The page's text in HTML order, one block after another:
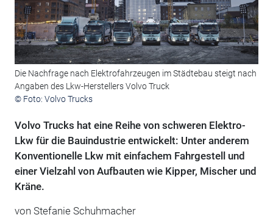
Die Nachfrage nach Elektrofahrzeugen im Städtebau steigt nach
Angaben des Lkw-Herstellers Volvo Truck
© Foto: Volvo Trucks
Volvo Trucks hat eine Reihe von schweren Elektro-
Lkw für die Bauindustrie entwickelt: Unter anderem
Konventionelle Lkw mit einfachem Fahrgestell und
einer Vielzahl von Aufbauten wie Kipper, Mischer und
Kräne.
von Stefanie Schuhmacher